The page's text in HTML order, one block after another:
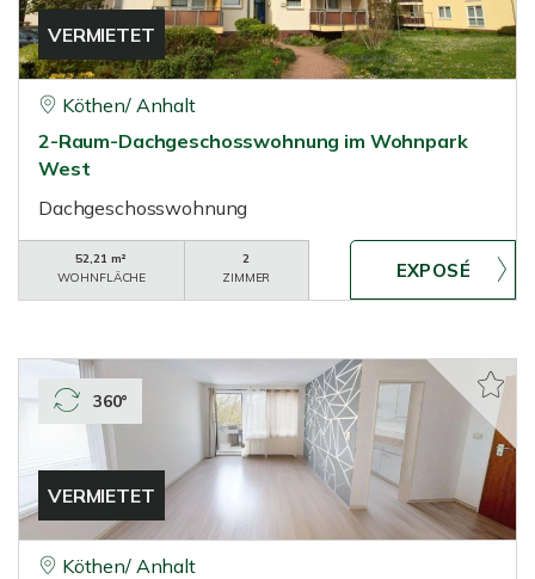
VERMIETET
Köthen/ Anhalt
2-Raum-Dachgeschosswohnung im Wohnpark
West
Dachgeschosswohnung
52,21 m²
WOHNFLÄCHE
2
ZIMMER
VERMIETET
360°
Köthen/ Anhalt